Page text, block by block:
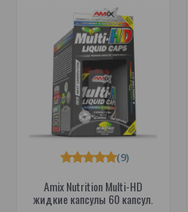
Amix Nutrition Multi-HD
жидкие капсулы 60 капсул.
(9)